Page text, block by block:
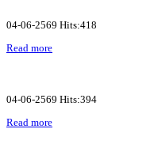
04-06-2569 Hits:418
Read more
04-06-2569 Hits:394
Read more